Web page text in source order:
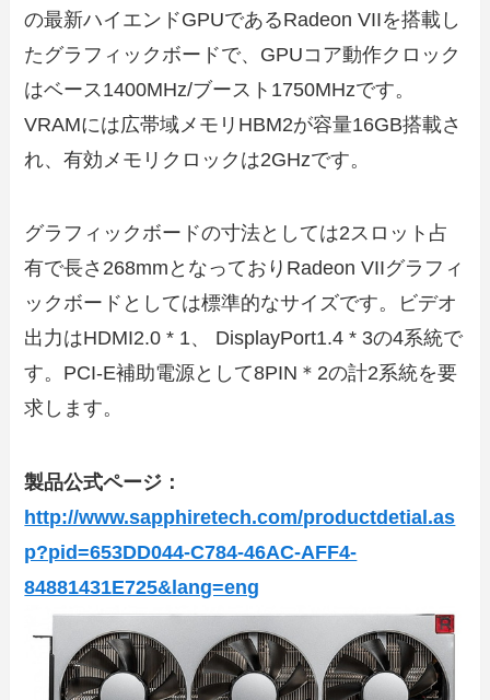
の最新ハイエンドGPUであるRadeon VIIを搭載し
たグラフィックボードで、GPUコア動作クロック
はベース1400MHz/ブースト1750MHzです。
VRAMには広帯域メモリHBM2が容量16GB搭載さ
れ、有効メモリクロックは2GHzです。
グラフィックボードの寸法としては2スロット占
有で長さ268mmとなっておりRadeon VIIグラフィ
ックボードとしては標準的なサイズです。ビデオ
出力はHDMI2.0 * 1、 DisplayPort1.4 * 3の4系統で
す。PCI-E補助電源として8PIN＊2の計2系統を要
求します。
製品公式ページ：
http://www.sapphiretech.com/productdetial.as
p?pid=653DD044-C784-46AC-AFF4-
84881431E725&lang=eng